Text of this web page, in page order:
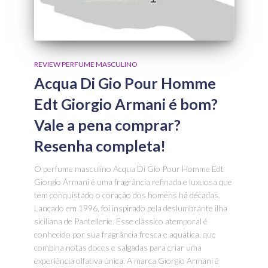
REVIEW PERFUME MASCULINO
Acqua Di Gio Pour Homme
Edt Giorgio Armani é bom?
Vale a pena comprar?
Resenha completa!
O perfume masculino Acqua Di Gio Pour Homme Edt
Giorgio Armani é uma fragrância refinada e luxuosa que
tem conquistado o coração dos homens há décadas.
Lançado em 1996, foi inspirado pela deslumbrante ilha
siciliana de Pantellerie. Esse clássico atemporal é
conhecido por sua fragrância fresca e aquática, que
combina notas doces e salgadas para criar uma
experiência olfativa única. A marca Giorgio Armani é